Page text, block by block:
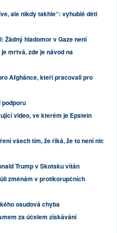
ale nikdy takhle“: vyhublé děti
Žádný hladomor v Gaze není
mrtvá, zde je návod na
Afghánce, kteří pracovali pro
podporu
video, ve kterém je Epstein
všech tím, že říká, že to není nic
Trump v Skotsku vítán
změnám v protikorupčních
osudová chyba
za účelem získávání